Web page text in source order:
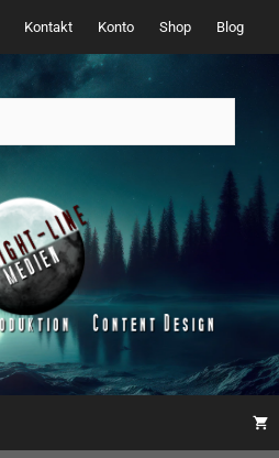
Kontakt Konto Shop Blog